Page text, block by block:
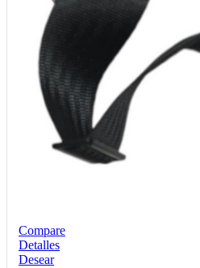
Compare
Detalles
Desear